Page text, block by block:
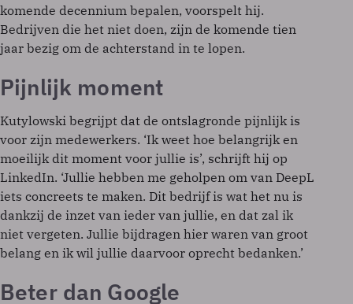
komende decennium bepalen, voorspelt hij.
Bedrijven die het niet doen, zijn de komende tien
jaar bezig om de achterstand in te lopen.
Pijnlijk moment
Kutylowski begrijpt dat de ontslagronde pijnlijk is
voor zijn medewerkers. ‘Ik weet hoe belangrijk en
moeilijk dit moment voor jullie is’, schrijft hij op
LinkedIn. ‘Jullie hebben me geholpen om van DeepL
iets concreets te maken. Dit bedrijf is wat het nu is
dankzij de inzet van ieder van jullie, en dat zal ik
niet vergeten. Jullie bijdragen hier waren van groot
belang en ik wil jullie daarvoor oprecht bedanken.’
Beter dan Google